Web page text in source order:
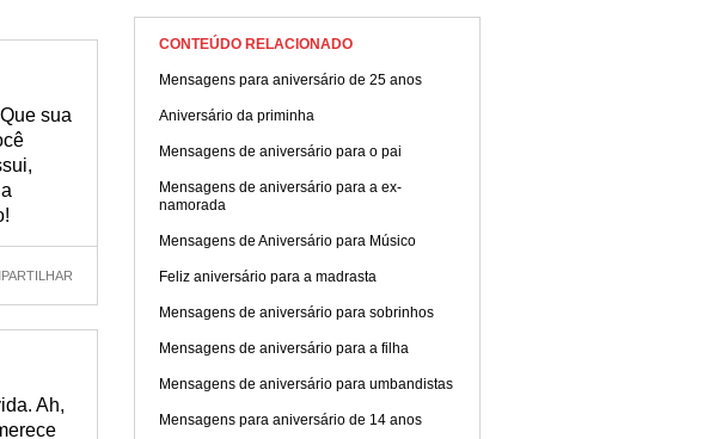
sua
Ah,
CONTEÚDO RELACIONADO
Mensagens para aniversário de 25 anos
Aniversário da priminha
Mensagens de aniversário para o pai
Mensagens de aniversário para a ex-
namorada
Mensagens de Aniversário para Músico
Feliz aniversário para a madrasta
Mensagens de aniversário para sobrinhos
Mensagens de aniversário para a filha
Mensagens de aniversário para umbandistas
Mensagens para aniversário de 14 anos